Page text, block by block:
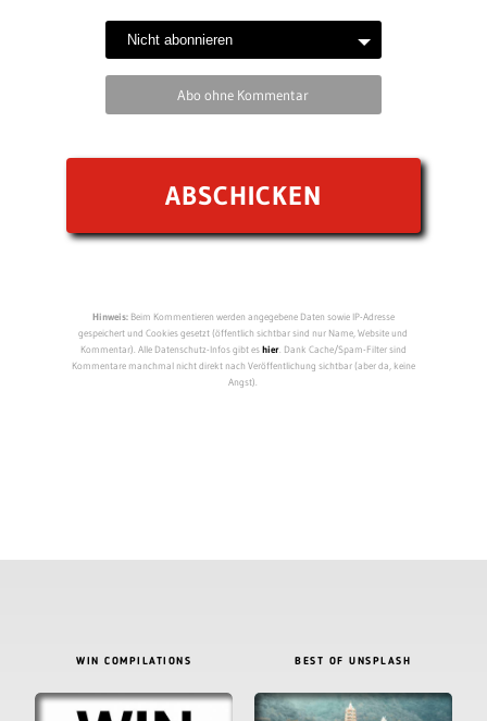
Abo ohne Kommentar
Hinweis:Beim Kommentieren werden angegebene Daten sowie IP-Adresse
gespeichert und Cookies gesetzt (öffentlich sichtbar sind nur Name, Website und
Kommentar). Alle Datenschutz-Infos gibt eshier. Dank Cache/Spam-Filter sind
Kommentare manchmal nicht direkt nach Veröffentlichung sichtbar (aber da, keine
Angst).
WIN COMPILATIONS BEST OF UNSPLASH